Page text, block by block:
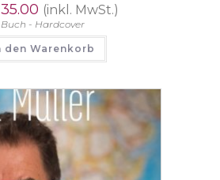
35.00 (inkl. MwSt.)
Buch - Hardcover
den Warenkorb